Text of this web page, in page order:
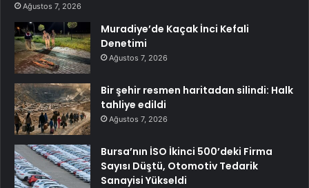
Ağustos 7, 2026
Muradiye’de Kaçak İnci Kefali
Denetimi
Ağustos 7, 2026
Bir şehir resmen haritadan silindi: Halk
tahliye edildi
Ağustos 7, 2026
Bursa’nın İSO İkinci 500’deki Firma
Sayısı Düştü, Otomotiv Tedarik
Sanayisi Yükseldi